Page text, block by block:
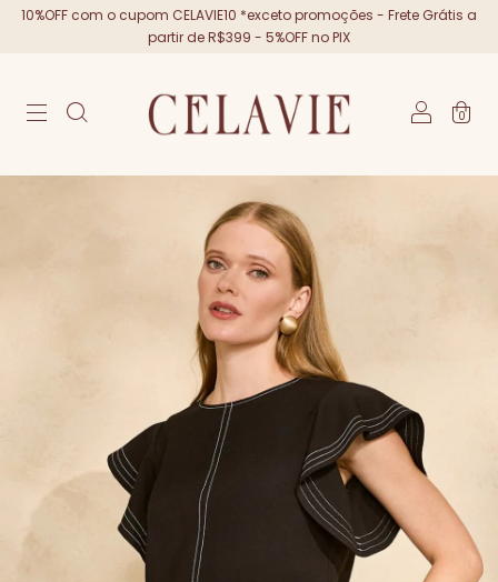
10%OFF com o cupom CELAVIE10 *exceto promoções - Frete Grátis a
partir de R$399 - 5%OFF no PIX
0